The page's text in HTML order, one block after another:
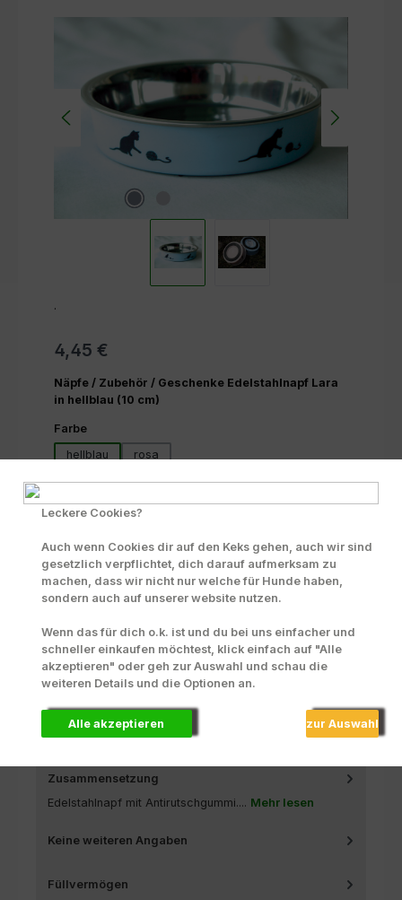
.
4,45 €
Näpfe / Zubehör / Geschenke Edelstahlnapf Lara
in hellblau (10 cm)
Farbeauswählen
hellblau
rosa
Produkt Anzahl: Gib den gewünschten Wert ein oder benutze die
INFO zu Liefer- und Versandkosten
Beschreibung
Schöner und praktischer Edelstahlnapf in der gewählten
Farbe mit Katzenmotiven.Durchmesser = 10,0 cm und
Füllvermögen = 160…Mehr
Zusammensetzung
Edelstahlnapf mit Antirutschgummi.... Mehr lesen
Keine weiteren Angaben
Füllvermögen
Leckere Cookies?
Auch wenn Cookies dir auf den Keks gehen, auch wir sind
gesetzlich verpflichtet, dich darauf aufmerksam zu
machen, dass wir nicht nur welche für Hunde haben,
sondern auch auf unserer website nutzen.
Wenn das für dich o.k. ist und du bei uns einfacher und
schneller einkaufen möchtest, klick einfach auf "Alle
akzeptieren" oder geh zur Auswahl und schau die
weiteren Details und die Optionen an.
Alle akzeptieren zur Auswahl